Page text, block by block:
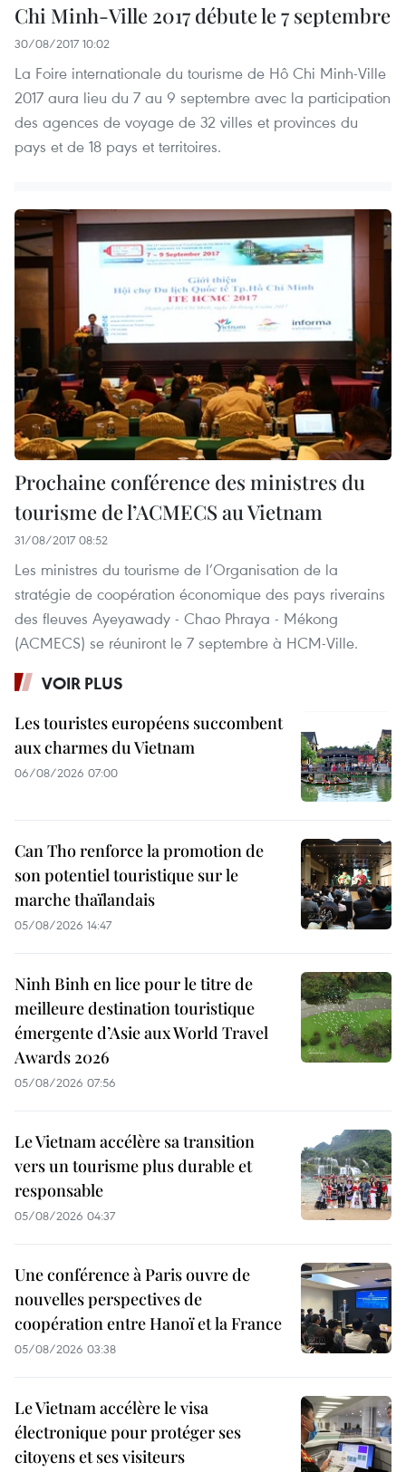
Chi Minh-Ville 2017 débute le 7 septembre
30/08/2017 10:02
La Foire internationale du tourisme de Hô Chi Minh-Ville
2017 aura lieu du 7 au 9 septembre avec la participation
des agences de voyage de 32 villes et provinces du
pays et de 18 pays et territoires.
Prochaine conférence des ministres du
tourisme de l’ACMECS au Vietnam
31/08/2017 08:52
Les ministres du tourisme de l’Organisation de la
stratégie de coopération économique des pays riverains
des fleuves Ayeyawady - Chao Phraya - Mékong
(ACMECS) se réuniront le 7 septembre à HCM-Ville.
VOIR PLUS
Les touristes européens succombent
aux charmes du Vietnam
06/08/2026 07:00
Can Tho renforce la promotion de
son potentiel touristique sur le
marche thaïlandais
05/08/2026 14:47
Ninh Binh en lice pour le titre de
meilleure destination touristique
émergente d’Asie aux World Travel
Awards 2026
05/08/2026 07:56
Le Vietnam accélère sa transition
vers un tourisme plus durable et
responsable
05/08/2026 04:37
Une conférence à Paris ouvre de
nouvelles perspectives de
coopération entre Hanoï et la France
05/08/2026 03:38
Le Vietnam accélère le visa
électronique pour protéger ses
citoyens et ses visiteurs